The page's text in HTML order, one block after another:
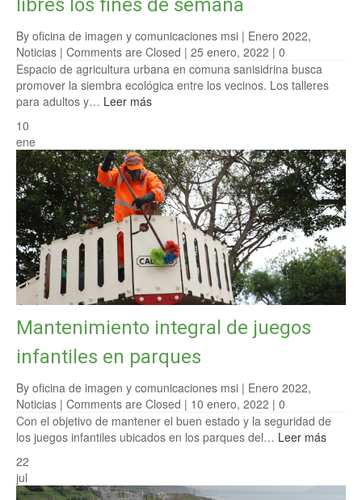
By oficina de imagen y comunicaciones msi | Enero 2022,
Noticias | Comments are Closed | 25 enero, 2022 | 0
Espacio de agricultura urbana en comuna sanisidrina busca
promover la siembra ecológica entre los vecinos. Los talleres
para adultos y… Leer más
10
ene
Mantenimiento integral de juegos
infantiles en parques
By oficina de imagen y comunicaciones msi | Enero 2022,
Noticias | Comments are Closed | 10 enero, 2022 | 0
Con el objetivo de mantener el buen estado y la seguridad de
los juegos infantiles ubicados en los parques del… Leer más
22
jul